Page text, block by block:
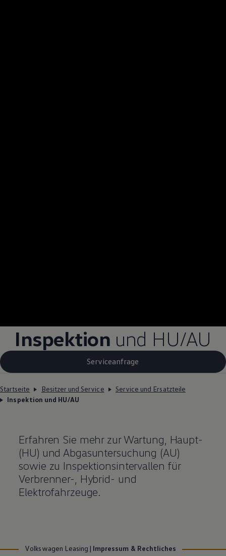
Inspektion und HU/AU
Serviceanfrage
Startseite Besitzer und Service
Service und Ersatzteile
Inspektion und HU/AU
Erfahren Sie mehr zur Wartung, Haupt-
(HU) und Abgasuntersuchung (AU)
sowie zu Inspektionsintervallen für
Verbrenner-, Hybrid- und
Elektrofahrzeuge.
Volkswagen Leasing | Impressum & Rechtliches